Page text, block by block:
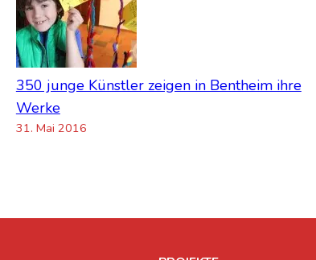
350 jun­ge Künst­ler zei­gen in Bent­heim ihre
Wer­ke
31. Mai 2016